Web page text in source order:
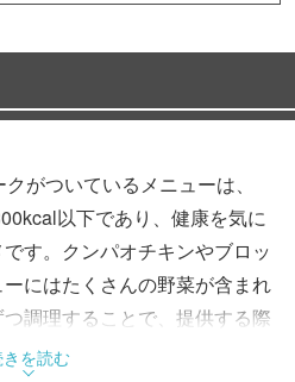
がついているメニューは、
以下であり、健康を気に
す。クンパオチキンやブロッ
にはたくさんの野菜が含まれ
調理することで、提供する際
す。
を読む